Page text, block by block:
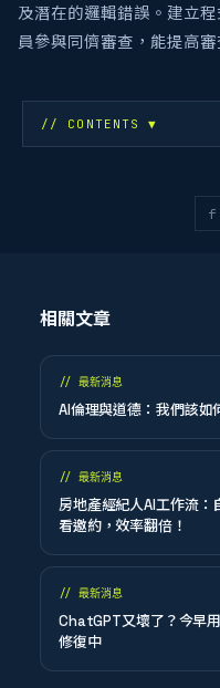
及潛在的邏輯錯誤。建立
員參與同儕審查，能提高
// CONTENTS▼
f
相關文章
// 最新消息
AI倫理與道德：我們該如
// 最新消息
房地產經紀人AI工作流
看邀約，效率翻倍！
// 最新消息
ChatGPT又壞了？今早
修復中